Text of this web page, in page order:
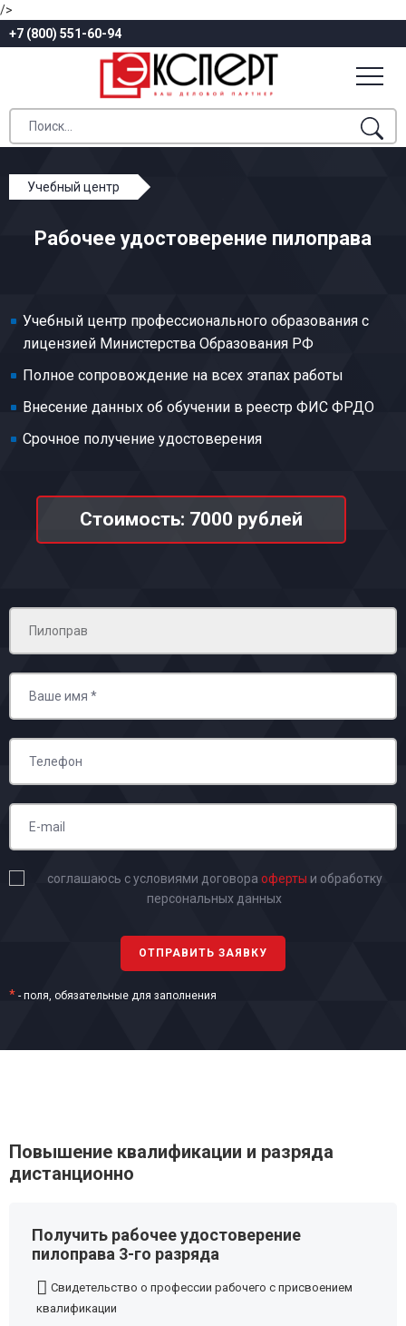
/>
+7 (800) 551-60-94
Учебный центр
Лесозаготовительные работы
Пилоправ
Рабочее удостоверение пилоправа
Учебный центр профессионального образования с
лицензией Министерства Образования РФ
Полное сопровождение на всех этапах работы
Внесение данных об обучении в реестр ФИС ФРДО
Срочное получение удостоверения
Стоимость: 7000 рублей
соглашаюсь с условиями договора оферты и обработку
персональных данных
* - поля, обязательные для заполнения
Повышение квалификации и разряда
дистанционно
Получить рабочее удостоверение
пилоправа 3-го разряда
Свидетельство о профессии рабочего с присвоением
квалификации